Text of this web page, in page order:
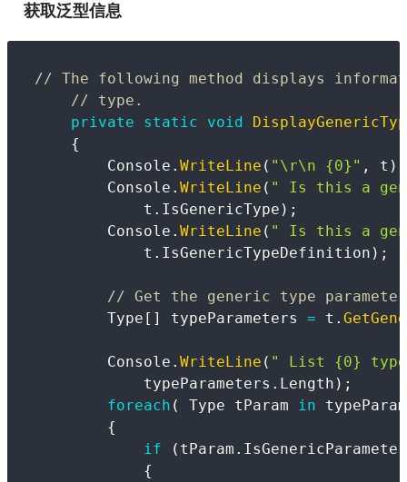
获取泛型信息
// The following method displays
// type.
private
static void
{
        Console
. WriteLine ( "\r\n {0}" , t )
        Console
. WriteLine ( " Is this a
            t
. IsGenericType ) ;
        Console
. WriteLine ( " Is this a
            t
. IsGenericTypeDefinition ) ;
// Get the generic type
Type [ ] typeParameters = t .
        Console
. WriteLine ( " List {0} type
            typeParameters
. Length ) ;
foreach ( Type tParam in
{
if
( tParam . IsGenericParameter
{